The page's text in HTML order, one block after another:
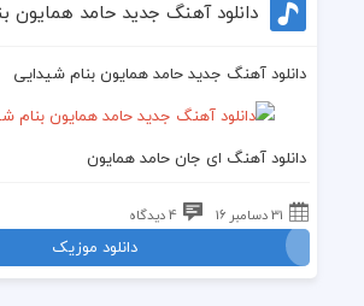
دانلود آهنگ جدید حامد همایون بنام شیدایی
دانلود آهنگ ای جان حامد همایون
31 دسامبر 16 4 دیدگاه
دانلود موزیک